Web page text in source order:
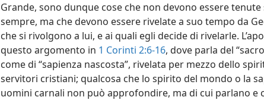
Grande, sono dunque cose che non devono essere
sempre, ma che devono essere rivelate a suo tempo da
che si rivolgono a lui, e ai quali egli decide di rivelarle.
questo argomento in 1 Corinti 2:6-16, dove parla del
come di “sapienza nascosta”, rivelata per mezzo dello
servitori cristiani; qualcosa che lo spirito del mondo o la
uomini carnali non può approfondire, ma di cui parlano e